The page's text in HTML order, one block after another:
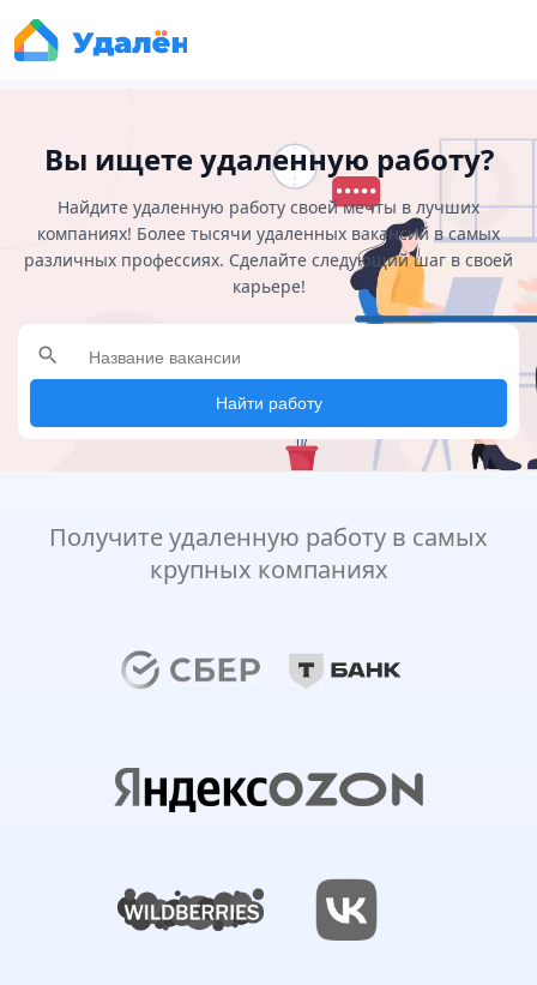
Вы ищете удаленную работу?
Найдите удаленную работу своей мечты в лучших
компаниях! Более тысячи удаленных вакансий в самых
различных профессиях. Сделайте следующий шаг в своей
карьере!
search
Найти работу
Получите удаленную работу в самых
крупных компаниях